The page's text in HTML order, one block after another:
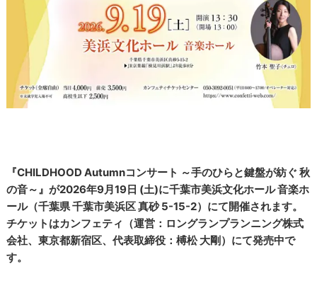
『CHILDHOOD Autumnコンサート ～手のひらと鍵盤が紡ぐ 秋
の音～』が2026年9月19日 (土)に千葉市美浜文化ホール 音楽ホ
ール（千葉県 千葉市美浜区 真砂 5-15-2）にて開催されます。
チケットはカンフェティ（運営：ロングランプランニング株式
会社、東京都新宿区、代表取締役：榑松 大剛）にて発売中で
す。